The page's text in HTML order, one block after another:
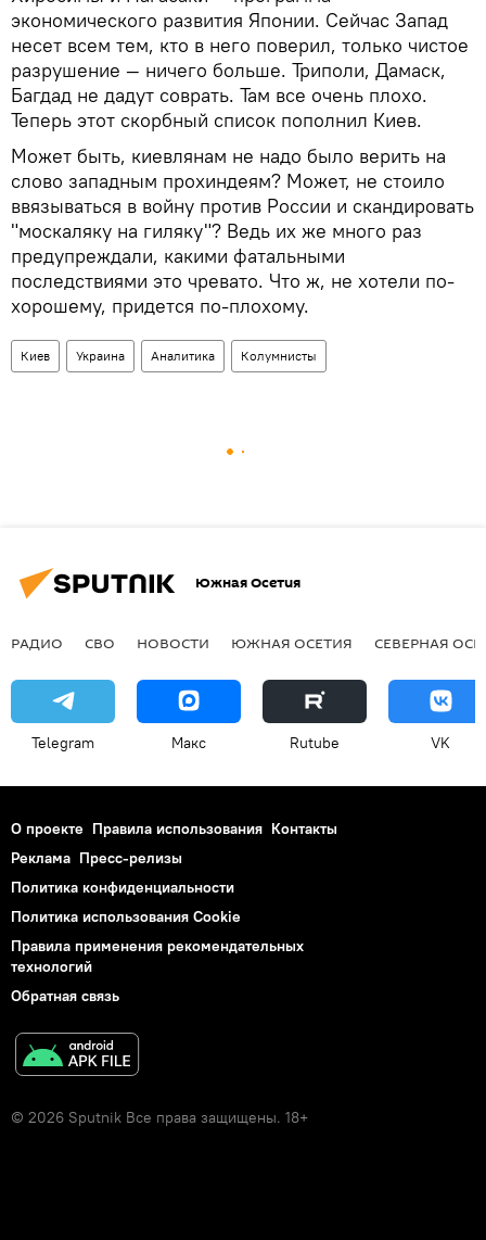
экономического развития Японии. Сейчас Запад
несет всем тем, кто в него поверил, только чистое
разрушение — ничего больше. Триполи, Дамаск,
Багдад не дадут соврать. Там все очень плохо.
Теперь этот скорбный список пополнил Киев.
Может быть, киевлянам не надо было верить на
слово западным прохиндеям? Может, не стоило
ввязываться в войну против России и скандировать
"москаляку на гиляку"? Ведь их же много раз
предупреждали, какими фатальными
последствиями это чревато. Что ж, не хотели по-
хорошему, придется по-плохому.
Киев Украина Аналитика Колумнисты
Южная Осетия
РАДИО СВО НОВОСТИ ЮЖНАЯ ОСЕТИЯ СЕВЕРНАЯ
Telegram Макс Rutube VK
О проекте Правила использования Контакты
Реклама Пресс-релизы
Политика конфиденциальности
Политика использования Cookie
Правила применения рекомендательных
технологий
Обратная связь
© 2026 Sputnik Все права защищены. 18+